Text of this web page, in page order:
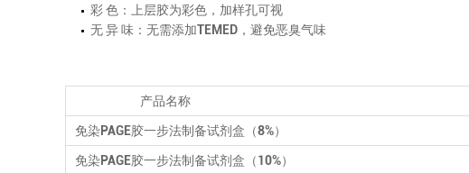
彩 色：上层胶为彩色，加样孔可视
无 异 味：无需添加TEMED，避免恶臭气味
产品名称
免染PAGE胶一步法制备试剂盒（8%）
免染PAGE胶一步法制备试剂盒（10%）